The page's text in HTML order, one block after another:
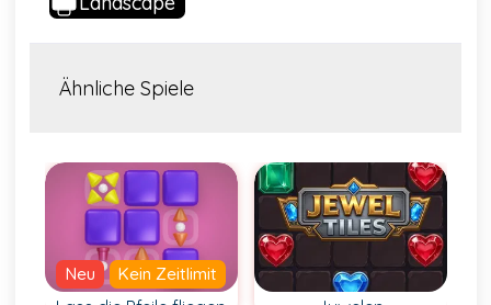
Ähnliche Spiele
Neu Kein Zeitlimit